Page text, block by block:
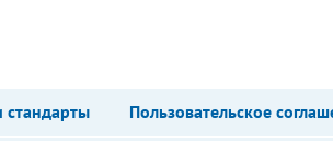
стандарты Пользовательское